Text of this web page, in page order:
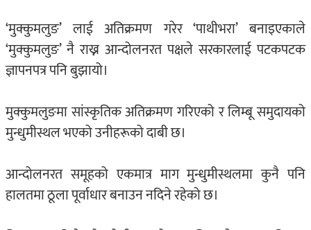
‘मुक्कुमलुङ’ लाई अतिक्रमण गरेर ‘पाथीभरा’ बनाइएकाले
‘मुक्कुमलुङ’ नै राख्न आन्दोलनरत पक्षले सरकारलाई पटकपटक
ज्ञापनपत्र पनि बुझायो।
मुक्कुमलुङमा सांस्कृतिक अतिक्रमण गरिएको र लिम्बू समुदायको
मुन्धुमीस्थल भएको उनीहरूको दाबी छ।
आन्दोलनरत समूहको एकमात्र माग मुन्धुमीस्थलमा कुनै पनि
हालतमा ठूला पूर्वाधार बनाउन नदिने रहेको छ।